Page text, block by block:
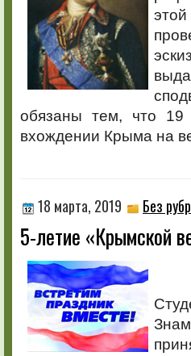
обязаны тем, что
вхождении Крыма на
18 марта, 2019 Без
5-летие «Крымской